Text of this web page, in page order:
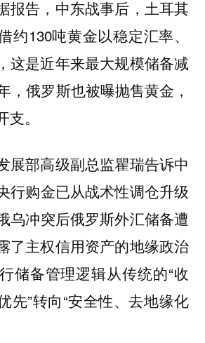
报告，中东战事后，土耳其
约130吨黄金以稳定汇率、
这是近年来最大规模储备减
，俄罗斯也被曝抛售黄金，
。
展部高级副总监瞿瑞告诉中
行购金已从战术性调仓升级
乌冲突后俄罗斯外汇储备遭
了主权信用资产的地缘政治
储备管理逻辑从传统的“收
先”转向“安全性、去地缘化